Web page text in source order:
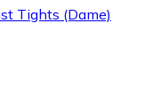
Tights (Dame)